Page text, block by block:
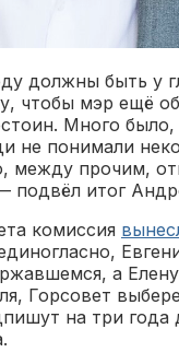
должны быть у
чтобы мэр ещё
Много
не понимали
между прочим,
подвёл итог
комиссия
а
Горсовет
на три года